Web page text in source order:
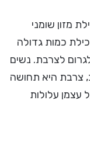
מזון שומני
כמות גדולה
לצרבת. נשים
צרבת היא תחושה
עצמן עלולות